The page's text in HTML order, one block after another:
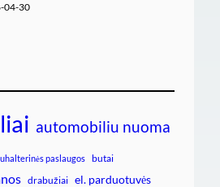
04-30
automobiliu nuoma
paslaugos butai
drabužiai el. parduotuvės